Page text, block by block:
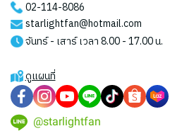
02-114-8086
starlightfan@hotmail.com
จันทร์ - เสาร์ เวลา 8.00 - 17.00 น.
ดูแผนที่
@starlightfan